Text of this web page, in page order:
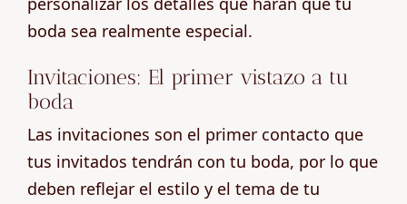
boda sea realmente especial.
Invitaciones: El primer vistazo a tu
boda
Las invitaciones son el primer contacto que
tus invitados tendrán con tu boda, por lo que
deben reflejar el estilo y el tema de tu